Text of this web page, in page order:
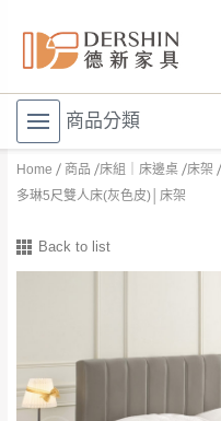
商品分類
Home 商品 床組｜床邊桌 床架
多琳5尺雙人床(灰色皮)│床架
Back to list